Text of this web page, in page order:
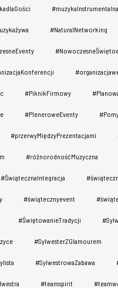
#muzykaInstrumentalna
#NaturaINetworking
#PiknikFirmowy
#PleneroweEventy
#przerwyMiędzyPrezentacjami
#różnorodnośćMuzyczna
#ŚwiątecznaIntegracja
#świątecznyevent
#ŚwiętowanieTradycji
#SylwesterZGlamourem
#SylwestrowaZabawa
#teamspirit